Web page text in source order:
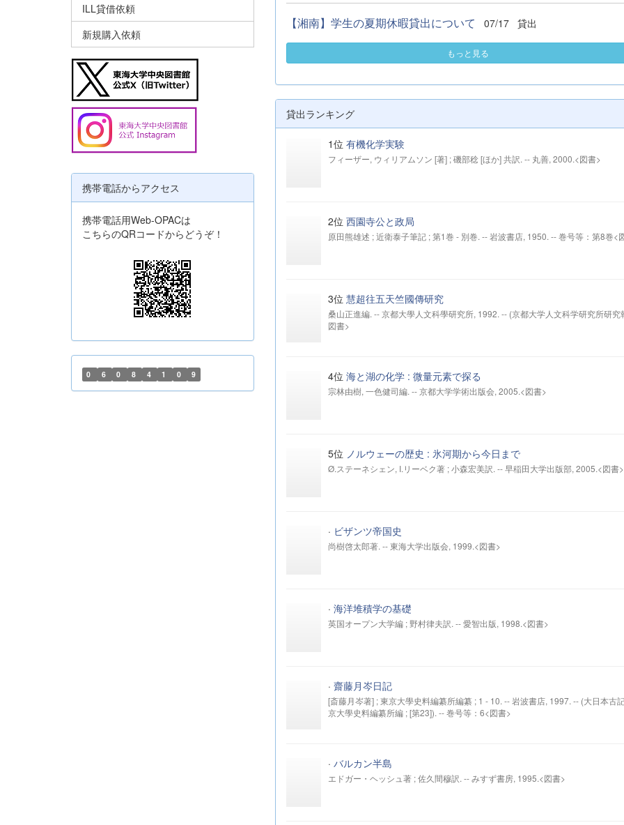
【湘南】学生の夏期休暇貸出について 07/17 貸出
もっと見る
貸出ランキング
1位 有機化学実験
フィーザー, ウィリアムソン [著] ; 磯部稔 [ほか] 共訳. -- 丸善, 2000.<図書>
2位 西園寺公と政局
原田熊雄述 ; 近衛泰子筆記 ; 第1巻 - 別巻. -- 岩波書店, 1950. -- 巻号等：第8巻<
3位 慧超往五天竺國傳研究
桑山正進編. -- 京都大學人文科學研究所, 1992. -- (京都大学人文科学研究所研究
図書>
4位 海と湖の化学 : 微量元素で探る
宗林由樹, 一色健司編. -- 京都大学学術出版会, 2005.<図書>
5位 ノルウェーの歴史 : 氷河期から今日まで
Ø.ステーネシェン, I.リーベク著 ; 小森宏美訳. -- 早稲田大学出版部, 2005.<図書>
· ビザンツ帝国史
尚樹啓太郎著. -- 東海大学出版会, 1999.<図書>
· 海洋堆積学の基礎
英国オープン大学編 ; 野村律夫訳. -- 愛智出版, 1998.<図書>
· 齋藤月岑日記
[斎藤月岑著] ; 東京大學史料編纂所編纂 ; 1 - 10. -- 岩波書店, 1997. -- (大日本古
京大學史料編纂所編 ; [第23]). -- 巻号等：6<図書>
· バルカン半島
エドガー・ヘッシュ著 ; 佐久間穆訳. -- みすず書房, 1995.<図書>
ILL貸借依頼
新規購入依頼
携帯電話からアクセス
携帯電話用Web-OPACは
こちらのQRコードからどうぞ！
0 6 0 8 4 1 0 9